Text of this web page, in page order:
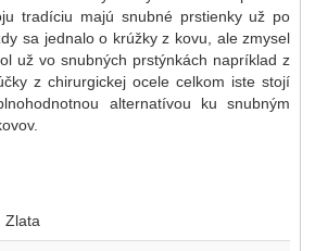
tradíciu majú snubné prstienky už po
sa jednalo o krúžky z kovu, ale zmysel
už vo snubných prstýnkách napríklad z
z chirurgickej ocele celkom iste stojí
alternatívou ku snubným
Zlata